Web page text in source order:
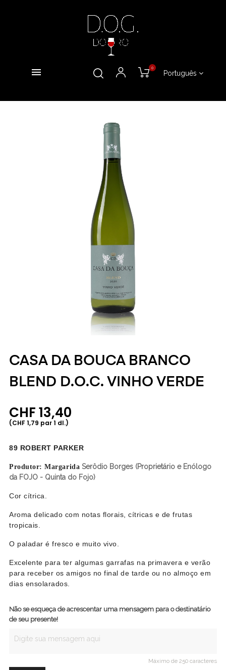
Português
0
CASA DA BOUCA BRANCO
BLEND D.O.C. VINHO VERDE
CHF 13,40
(CHF 1,79 par 1 dl.)
89 ROBERT PARKER
Produtor: Margarida Serôdio Borges (Proprietário e Enólogo
da FOJO - Quinta do Fojo)
Cor cítrica.
Aroma delicado com notas florais, cítricas e de frutas
tropicais.
O paladar é fresco e muito vivo.
Excelente para ter algumas garrafas na primavera e verão
para receber os amigos no final de tarde ou no almoço em
dias ensolarados.
Não se esqueça de acrescentar uma mensagem para o destinatário
de seu presente!
Máximo de 250 caracteres